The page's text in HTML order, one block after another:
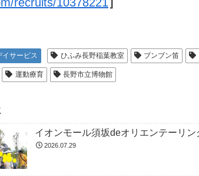
イサービス ひふみ長野稲葉教室 ブンブン笛
運動療育 長野市立博物館
イオンモール須坂deオリエンテーリン
2026.07.29